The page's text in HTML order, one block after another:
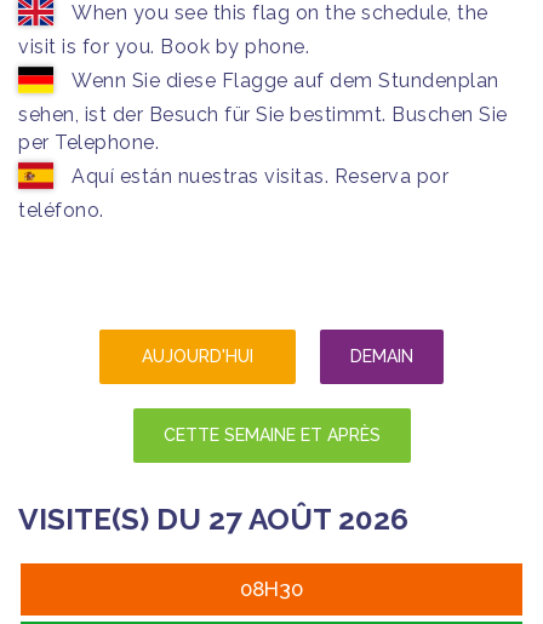
When you see this flag on the schedule, the
visit is for you. Book by phone.
Wenn Sie diese Flagge auf dem Stundenplan
sehen, ist der Besuch für Sie bestimmt. Buschen Sie
per Telephone.
Aquí están nuestras visitas. Reserva por
teléfono.
AUJOURD'HUI DEMAIN
CETTE SEMAINE ET APRÈS
VISITE(S) DU 27 AOÛT 2026
08H30